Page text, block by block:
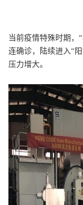
当前疫情特殊时期 ，“
连确诊，
陆续进入“ 阳
压力增大。